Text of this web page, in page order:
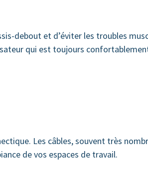
debout et d’éviter les troubles
qui est toujours
Les câbles, souvent très
de vos espaces de travail.